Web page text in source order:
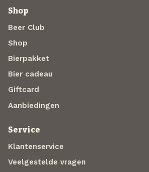
Shop
Beer Club
Shop
Bierpakket
Bier cadeau
Giftcard
Aanbiedingen
Service
Klantenservice
Veelgestelde vragen